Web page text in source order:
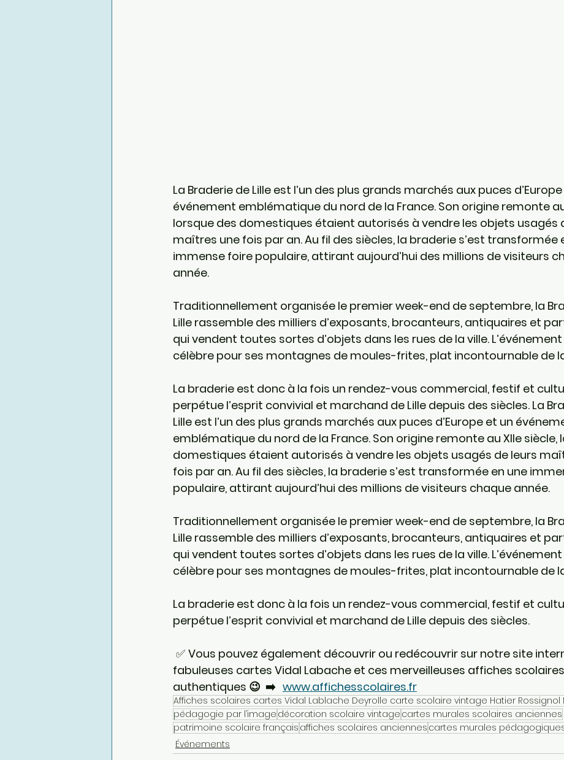
La Braderie de Lille est l’un des plus grands marchés aux puces
événement emblématique du nord de la France. Son origine remonte
lorsque des domestiques étaient autorisés à vendre les objets usagés
maîtres une fois par an. Au fil des siècles, la braderie s’est transformée
immense foire populaire, attirant aujourd’hui des millions de visiteurs
année.
Traditionnellement organisée le premier week-end de septembre, la
Lille rassemble des milliers d’exposants, brocanteurs, antiquaires et
qui vendent toutes sortes d’objets dans les rues de la ville.
célèbre pour ses montagnes de moules-frites, plat incontournable de
La braderie est donc à la fois un rendez-vous commercial, festif et
perpétue l’esprit convivial et marchand de Lille depuis des siècles. La
Lille est l’un des plus grands marchés aux puces d’Europe et un
emblématique du nord de la France. Son origine remonte au XIIe siècle,
domestiques étaient autorisés à vendre les objets usagés de leurs
fois par an. Au fil des siècles, la braderie s’est transformée en une
populaire, attirant aujourd’hui des millions de visiteurs chaque année.
Traditionnellement organisée le premier week-end de septembre, la
Lille rassemble des milliers d’exposants, brocanteurs, antiquaires et
qui vendent toutes sortes d’objets dans les rues de la ville.
célèbre pour ses montagnes de moules-frites, plat incontournable de
La braderie est donc à la fois un rendez-vous commercial, festif et
perpétue l’esprit convivial et marchand de Lille depuis des siècles.
✅ Vous pouvez également découvrir ou redécouvrir sur notre site
fabuleuses cartes Vidal Labache et ces merveilleuses affiches scolaires
authentiques 😉  ➡️ www.affichesscolaires.fr
Affiches scolaires cartes Vidal Lablache Deyrolle carte scolaire vintage Hatier Rossignol
pédagogie par l’image décoration scolaire vintage cartes murales scolaires anciennes
patrimoine scolaire français affiches scolaires anciennes cartes murales
Événements